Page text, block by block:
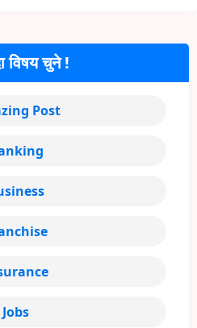
विषय चुने !
Post
Jobs